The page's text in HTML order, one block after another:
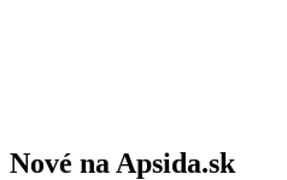
Nové na Apsida.sk